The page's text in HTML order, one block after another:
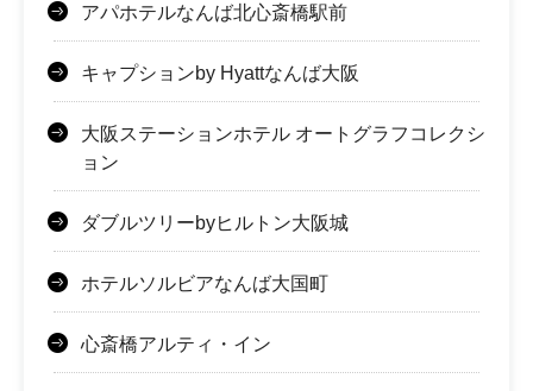
アパホテルなんば北心斎橋駅前
キャプションby Hyattなんば大阪
大阪ステーションホテル オートグラフコレクシ
ョン
ダブルツリーbyヒルトン大阪城
ホテルソルビアなんば大国町
心斎橋アルティ・イン